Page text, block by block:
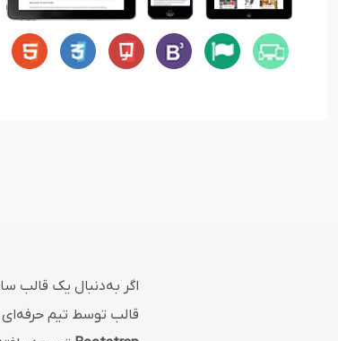
اگر به‌دنبال یک قالب
قالب توسط تیم حرفه‌ای nopAccelerate طراحی شده و با بهره‌گیری از جدیدترین تکنولوژی‌های وب مانند